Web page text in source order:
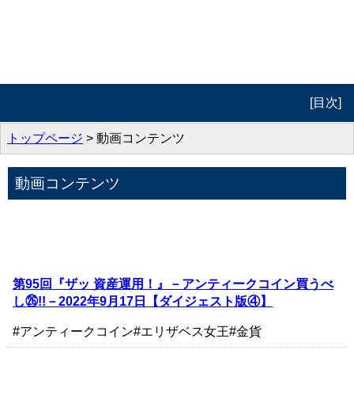
[目次]
トップページ
プロフィール
動画コンテンツ
トップページ > 動画コンテンツ
動画コンテンツ
第95回『ザッ 資産運用！』－アンティークコイン買うべ
し㉖!!－2022年9月17日【ダイジェスト版④】
#アンティークコイン#エリザベス女王#金貨